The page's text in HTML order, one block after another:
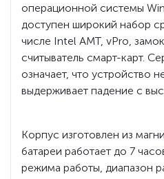
операционной системы
доступен широкий набор
числе Intel AMT, vPro,
считыватель смарт-карт.
означает, что устройство
выдерживает падение с
Корпус изготовлен из
батареи работает до 7
режима работы, диапазон